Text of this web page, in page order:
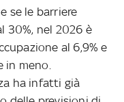
se le barriere
30%, nel 2026 è
al 6,9% e
in meno.
ha infatti già